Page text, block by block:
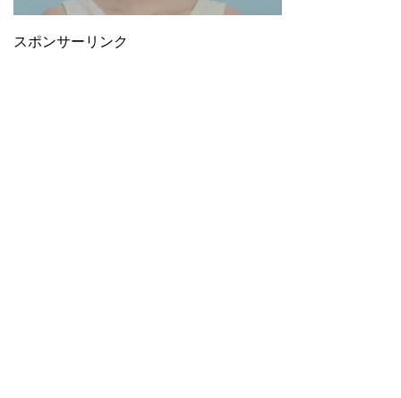
スポンサーリンク